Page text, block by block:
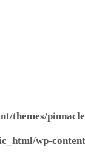
themes/
wp-